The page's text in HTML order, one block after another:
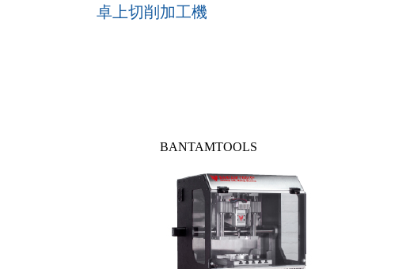
卓上切削加工機
BANTAMTOOLS